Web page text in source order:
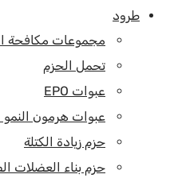
طرود
مجموعات مكافحة
تحمل الحزم
عبوات EPO
عبوات هرمون النمو
حزم زيادة الكتلة
حزم بناء العضلات